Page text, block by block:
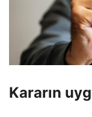
Kararın